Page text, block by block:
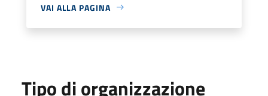
VAI ALLA PAGINA
Tipo di organizzazione